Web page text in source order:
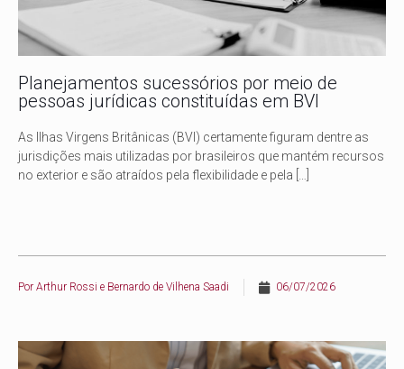
Planejamentos sucessórios por meio de
pessoas jurídicas constituídas em BVI
As Ilhas Virgens Britânicas (BVI) certamente figuram dentre as
jurisdições mais utilizadas por brasileiros que mantém recursos
no exterior e são atraídos pela flexibilidade e pela
Por Arthur Rossi e Bernardo de Vilhena Saadi 06/07/2026